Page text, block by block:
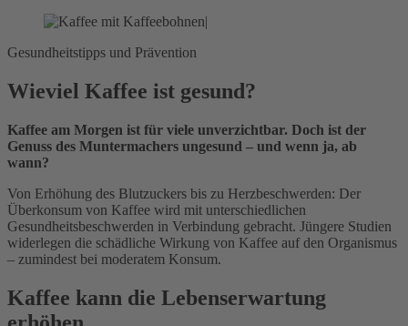
Gesundheitstipps und Prävention
Wieviel Kaffee ist gesund?
Kaffee am Morgen ist für viele unverzichtbar. Doch ist der
Genuss des Muntermachers ungesund – und wenn ja, ab
wann?
Von Erhöhung des Blutzuckers bis zu Herzbeschwerden: Der
Überkonsum von Kaffee wird mit unterschiedlichen
Gesundheitsbeschwerden in Verbindung gebracht. Jüngere Studien
widerlegen die schädliche Wirkung von Kaffee auf den Organismus
– zumindest bei moderatem Konsum.
Kaffee kann die Lebenserwartung